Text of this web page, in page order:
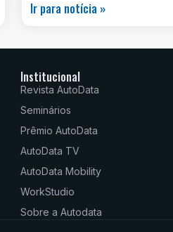
Ir para notícia »
Institucional
Revista AutoData
Seminários
Prêmio AutoData
AutoData TV
AutoData Mobility
WorkStudio
Sobre a Autodata